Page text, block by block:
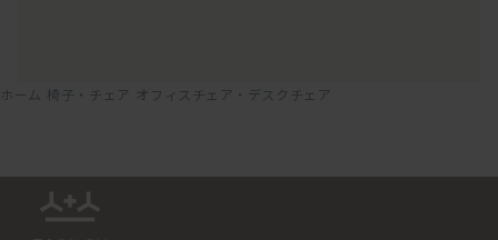
ホーム 椅子・チェア オフィスチェア・デスクチェア